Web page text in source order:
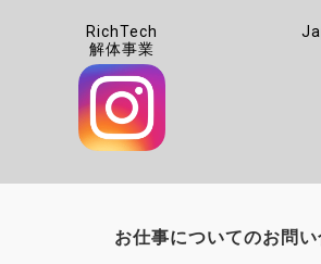
RichTech
解体事業
お仕事についてのお問